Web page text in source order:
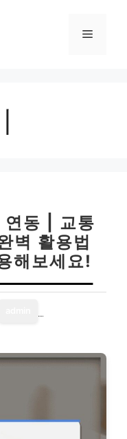
메
연동 | 교통
벽 활용법
해보세요!